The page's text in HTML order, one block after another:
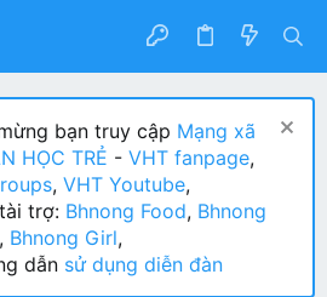
bạn truy cập Mạng xã
HỌC TRẺ - VHT fanpage,
, VHT Youtube,
trợ: Bhnong Food, Bhnong
, Bhnong Girl,
dẫn sử dụng diễn đàn